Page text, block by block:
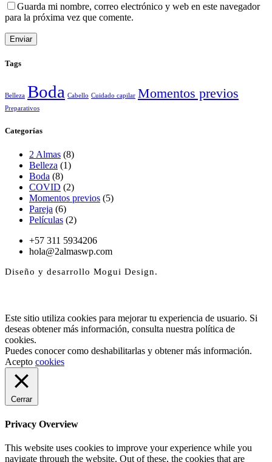
Guarda mi nombre, correo electrónico y web en este navegador
para la próxima vez que comente.
Tags
Belleza Boda Cabello Cuidado capilar Momentos previos
Preparativos
Categorías
2 Almas (8)
Belleza (1)
Boda (8)
COVID (2)
Momentos previos (5)
Pareja (6)
Películas (2)
+57 311 5934206
hola@2almaswp.com
Diseño y desarrollo Mogui Design.
Este sitio utiliza cookies para mejorar tu experiencia de usuario. Si
deseas obtener más información, consulta nuestra política de
cookies.
Puedes conocer como deshabilitarlas y obtener más información.
Acepto cookies
Cerrar
Privacy Overview
This website uses cookies to improve your experience while you
navigate through the website. Out of these, the cookies that are